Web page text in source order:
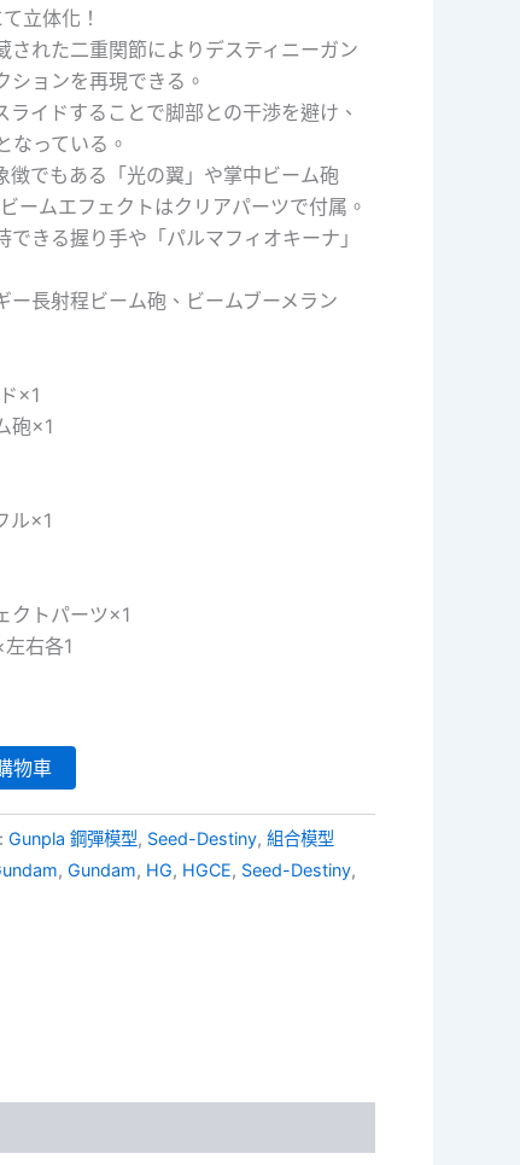
立体化！
れた二重関節によりデスティニーガン
ションを再現できる。
イドすることで脚部との干渉を避け、
なっている。
でもある「光の翼」や掌中ビーム砲
ームエフェクトはクリアパーツで付属。
きる握り手や「パルマフィオキーナ」
長射程ビーム砲、ビームブーメラン
×1
砲×1
ル×1
クトパーツ×1
右各1
物車
:Gunpla 鋼彈模型, Seed-Destiny,組合模型
,Gundam, HG, HGCE, Seed-Destiny,